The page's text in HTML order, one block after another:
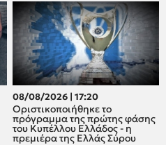
08/08/2026 | 17:20
Οριστικοποιήθηκε το
πρόγραμμα της πρώτης φάσης
του Κυπέλλου Ελλάδος - η
πρεμιέρα της Ελλάς Σύρου